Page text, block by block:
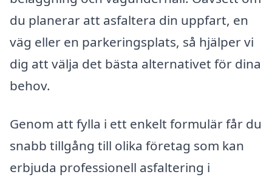
du planerar att asfaltera din uppfart, en
väg eller en parkeringsplats, så hjälper vi
dig att välja det bästa alternativet för dina
behov.
Genom att fylla i ett enkelt formulär får du
snabb tillgång till olika företag som kan
erbjuda professionell asfaltering i